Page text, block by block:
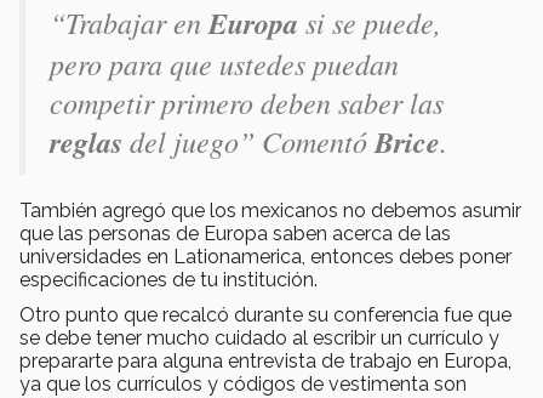
“Trabajar en Europa si se puede,
pero para que ustedes puedan
competir primero deben saber las
reglas del juego” ComentóBrice.
También agregó que los mexicanos no debemos asumir
que las personas de Europa saben acerca de las
universidades en Lationamerica, entonces debes poner
especificaciones de tu institución.
Otro punto que recalcó durante su conferencia fue que
se debe tener mucho cuidado al escribir un currículo y
prepararte para alguna entrevista de trabajo en Europa,
ya que los currículos y códigos de vestimenta son